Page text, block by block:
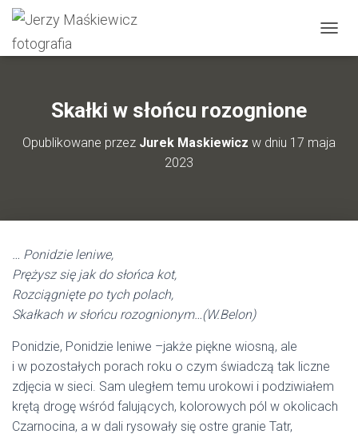
R
Z
G
Skałki w słońcu rozognione
Opublikowane przez Jurek Maskiewicz w dniu 17 maja
2023
… Ponidzie leniwe,
Prężysz się jak do słońca kot,
Rozciągnięte po tych polach,
Skałkach w słońcu rozognionym…(W.Belon)
Ponidzie, Ponidzie leniwe –jakże piękne wiosną, ale
i w pozostałych porach roku o czym świadczą tak liczne
zdjęcia w sieci. Sam uległem temu urokowi i podziwiałem
krętą drogę wśród falujących, kolorowych pól w okolicach
Czarnocina, a w dali rysowały się ostre granie Tatr,